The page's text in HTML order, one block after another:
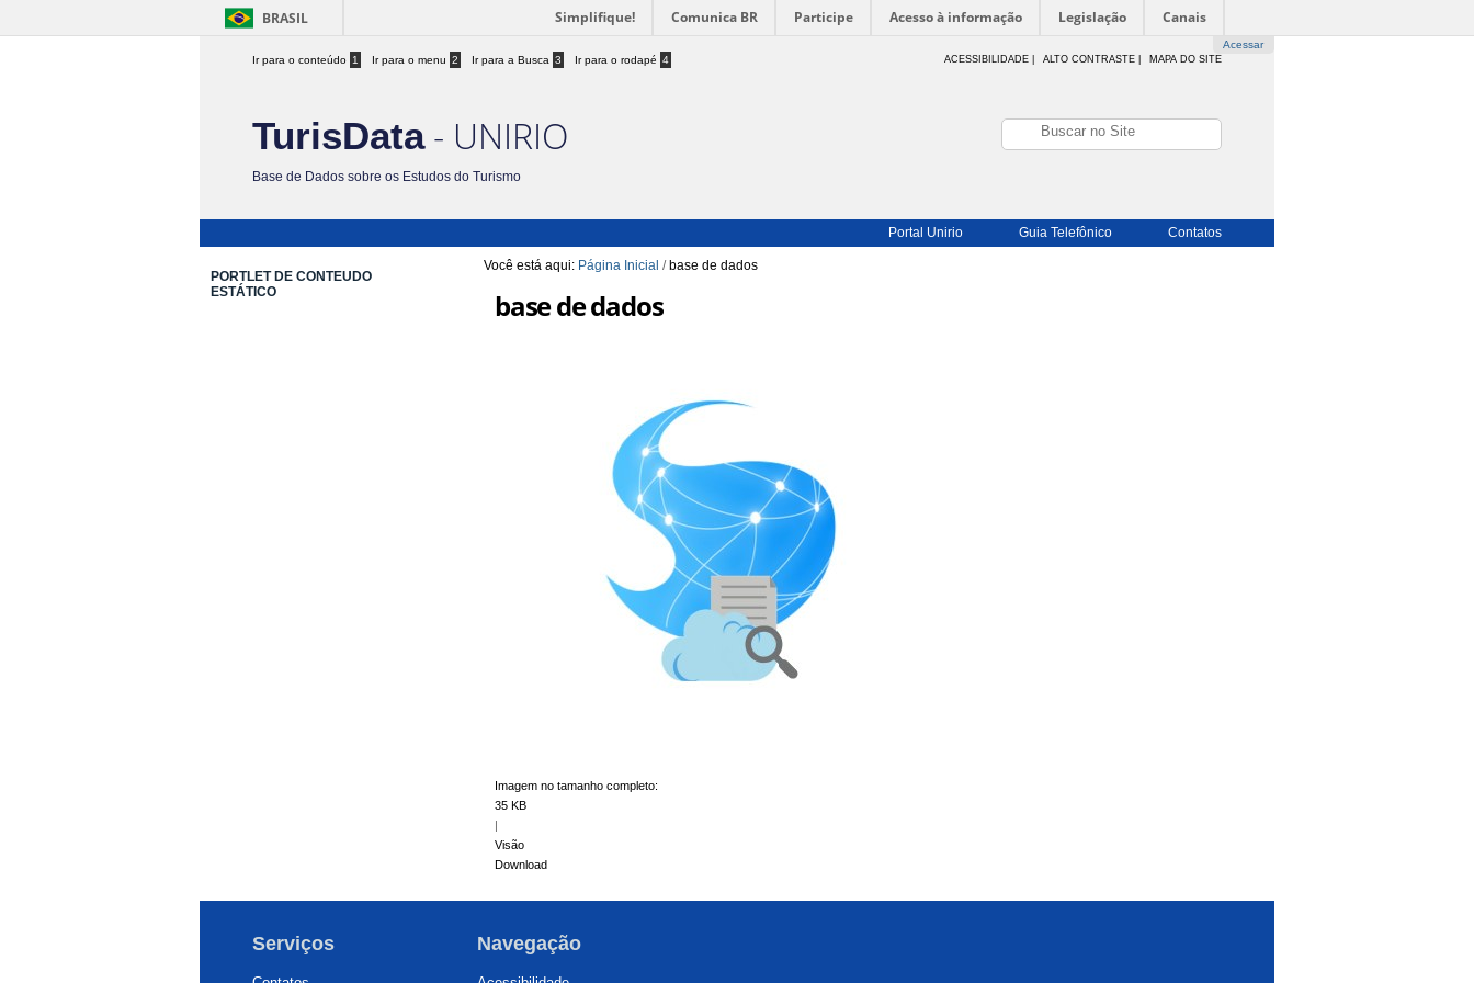
BRASIL Simplifique! Comunica BR Participe Acesso à informação Legislação Canais
Acessar
Ir para o conteúdo 1 Ir para o menu 2 Ir para a Busca 3 Ir para o rodapé 4 ACESSIBILIDADE ALTO CONTRASTE | MAPA DO SITE
TurisData- UNIRIO
Base de Dados sobre os Estudos do Turismo
Portal Unirio Guia Telefônico Contatos
Você está aqui: Página Inicial / base de dados
base de dados
Imagem no tamanho completo:
35 KB
|
Visão
Download
PORTLET DE CONTEUDO
ESTÁTICO
Serviços Navegação